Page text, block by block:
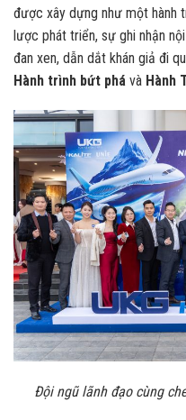
được xây dựng như một hành
lược phát triển, sự ghi nhận
đan xen, dẫn dắt khán giả đi
Hành trình bứt phá và Hành
Đội ngũ lãnh đạo cùng